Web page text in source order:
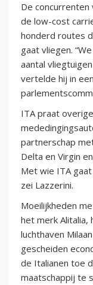
De concurrenten
de low-cost
honderd routes
gaat vliegen.
aantal
vertelde hij in
ITA praat
partnerschap
Delta en Virgin
Met wie ITA
zei Lazzerini.
Moeilijkheden
het merk
luchthaven
gescheiden
de Italianen toe
maatschappij te